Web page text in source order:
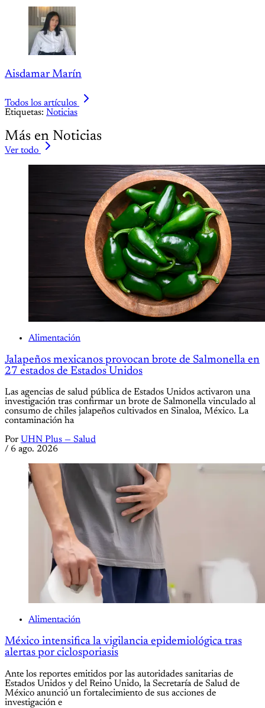
Aisdamar Marín
Todos los artículos
Etiquetas: Noticias
Más en Noticias
Ver todo
Alimentación
Jalapeños mexicanos provocan brote de Salmonella en
27 estados de Estados Unidos
Las agencias de salud pública de Estados Unidos activaron una
investigación tras confirmar un brote de Salmonella vinculado al
consumo de chiles jalapeños cultivados en Sinaloa, México. La
contaminación ha
Por UHN Plus — Salud
/ 6 ago. 2026
Alimentación
México intensifica la vigilancia epidemiológica tras
alertas por ciclosporiasis
Ante los reportes emitidos por las autoridades sanitarias de
Estados Unidos y del Reino Unido, la Secretaría de Salud de
México anunció un fortalecimiento de sus acciones de
investigación e